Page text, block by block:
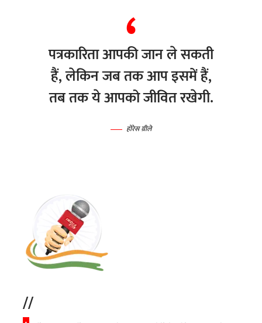
पत्रकारिता आपकी जान ले सकती
हैं, लेकिन जब तक आप इसमें हैं,
तब तक ये आपको जीवित रखेगी.
होरेस ग्रीले
//